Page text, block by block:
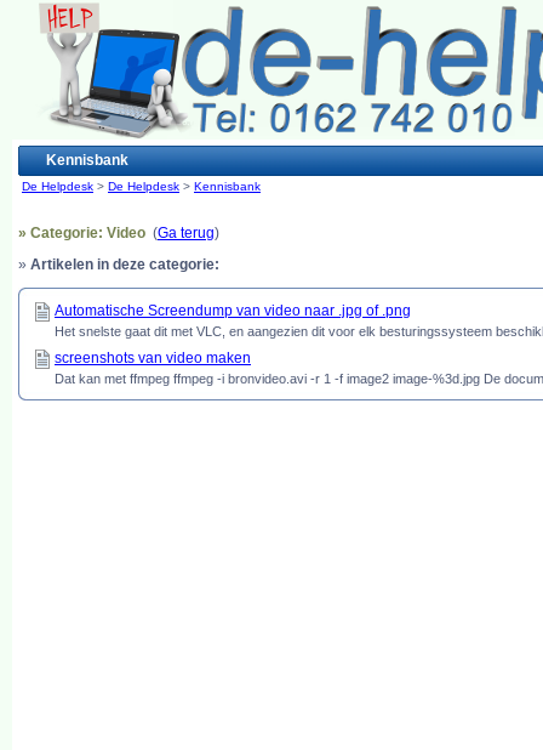
Kennisbank
De Helpdesk > De Helpdesk > Kennisbank
» Categorie: Video (Ga terug)
» Artikelen in deze categorie:
Automatische Screendump van video naar .jpg of .png
Het snelste gaat dit met VLC, en aangezien dit voor elk besturingssysteem
screenshots van video maken
Dat kan met ffmpeg ffmpeg -i bronvideo.avi -r 1 -f image2 image-%3d.jpg De